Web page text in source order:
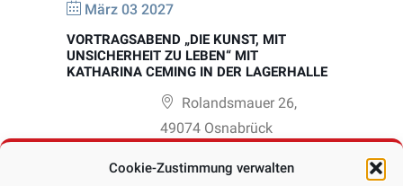
Cookie-Zustimmung verwalten
März 03 2027
VORTRAGSABEND „DIE KUNST, MIT
UNSICHERHEIT ZU LEBEN“ MIT
KATHARINA CEMING IN DER LAGERHALLE
Rolandsmauer 26,
49074 Osnabrück